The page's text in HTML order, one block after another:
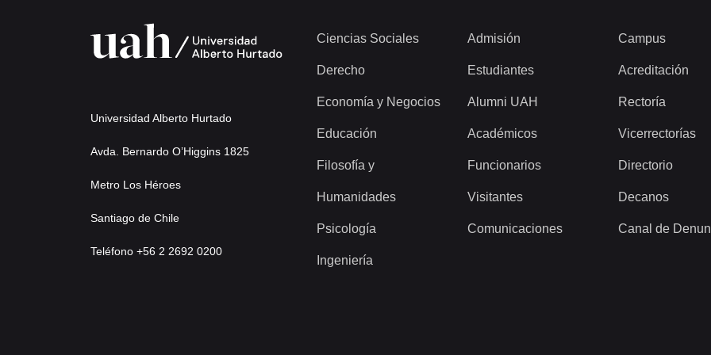
Universidad Alberto Hurtado
Avda. Bernardo O’Higgins 1825
Metro Los Héroes
Santiago de Chile
Teléfono +56 2 2692 0200
Ciencias Sociales
Derecho
Economía y Negocios
Educación
Filosofía y
Humanidades
Psicología
Ingeniería
Admisión
Estudiantes
Alumni UAH
Académicos
Funcionarios
Visitantes
Comunicaciones
Campus
Acreditación
Rectoría
Vicerrectorías
Directorio
Decanos
Canal de